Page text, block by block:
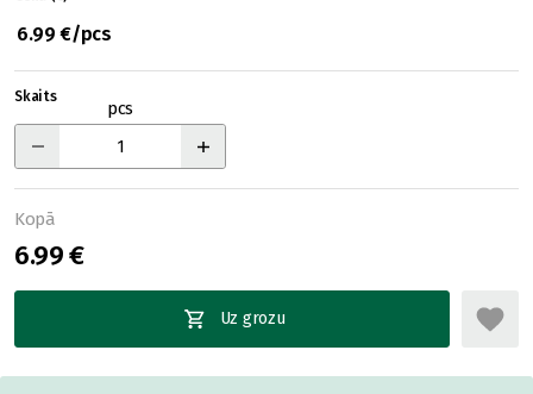
6.99 €/pcs
Skaits
pcs
Kopā
6.99 €
Uz grozu